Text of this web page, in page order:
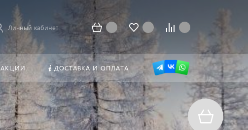
Личный кабинет
АКЦИИ ДОСТАВКА И ОПЛАТА